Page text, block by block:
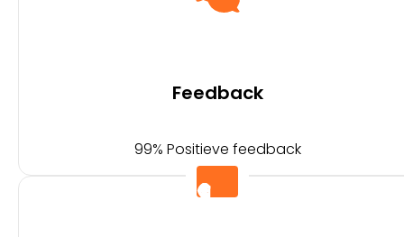
Feedback
99% Positieve feedback